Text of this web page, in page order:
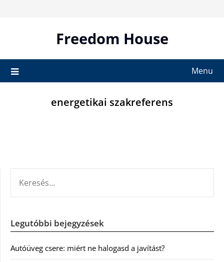
Freedom House
Menu
energetikai szakreferens
Legutóbbi bejegyzések
Autóüveg csere: miért ne halogasd a javítást?